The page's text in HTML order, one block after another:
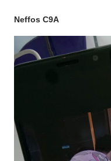
Neffos C9A